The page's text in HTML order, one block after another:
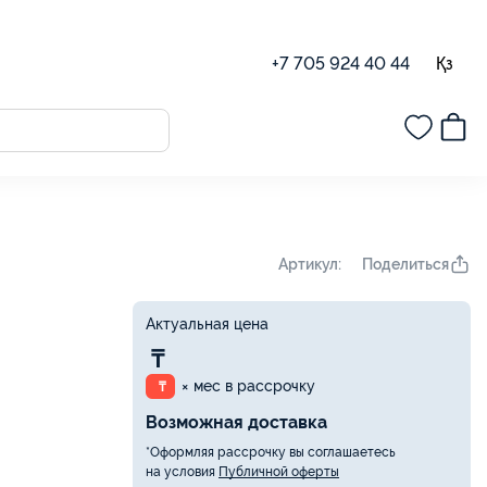
+7 705 924 40 44 Қз
Артикул: Поделиться
Актуальная цена
₸
₸ × мес в рассрочку
Возможная доставка
*Оформляя рассрочку вы соглашаетесь
на условия Публичной оферты